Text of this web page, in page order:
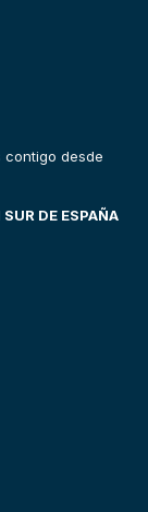
contigo desde
DE ESPAÑA